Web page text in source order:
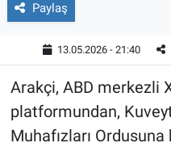
Paylaş
13.05.2026 - 21:40
Arakçi, ABD merkezli
platformundan,
Muhafızları